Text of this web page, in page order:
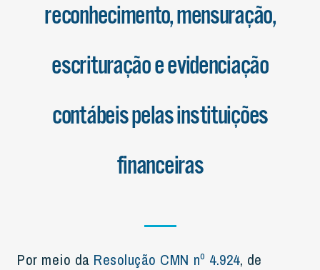
reconhecimento, mensuração,
escrituração e evidenciação
contábeis pelas instituições
financeiras
Por meio da Resolução CMN nº 4.924, de